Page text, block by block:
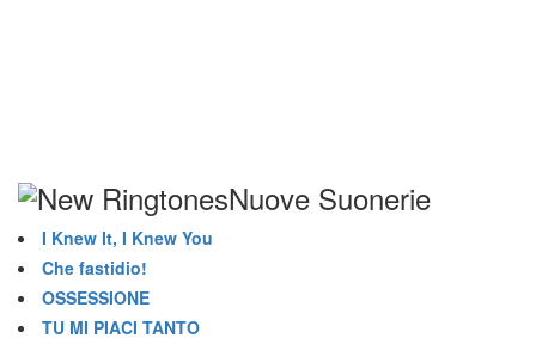
Nuove Suonerie
I Knew It, I Knew You
Che fastidio!
OSSESSIONE
TU MI PIACI TANTO